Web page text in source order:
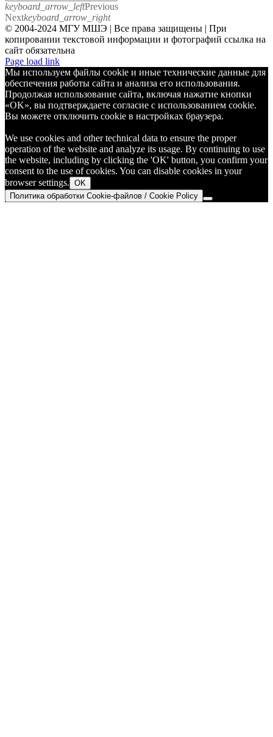
keyboard_arrow_leftPrevious
Nextkeyboard_arrow_right
© 2004-2024 МГУ МШЭ | Все права защищены | При
копировании текстовой информации и фотографий ссылка на
сайт обязательна
Telegram
Page load link
Мы используем файлы cookie и иные технические данные для
обеспечения работы сайта и анализа его использования.
Продолжая использование сайта, включая нажатие кнопки
«OK», вы подтверждаете согласие с использованием cookie.
Вы можете отключить cookie в настройках браузера.
We use cookies and other technical data to ensure the proper
operation of the website and analyze its usage. By continuing to use
the website, including by clicking the 'OK' button, you confirm your
consent to the use of cookies. You can disable cookies in your
browser settings. OK
Политика обработки Cookie-файлов / Cookie Policy